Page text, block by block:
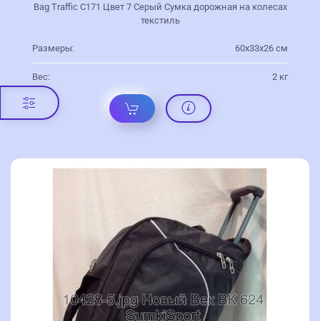
Bag Traffic С171 Цвет 7 Серый Сумка дорожная на колесах
текстиль
Размеры: 60х33х26 см
Вес: 2 кг